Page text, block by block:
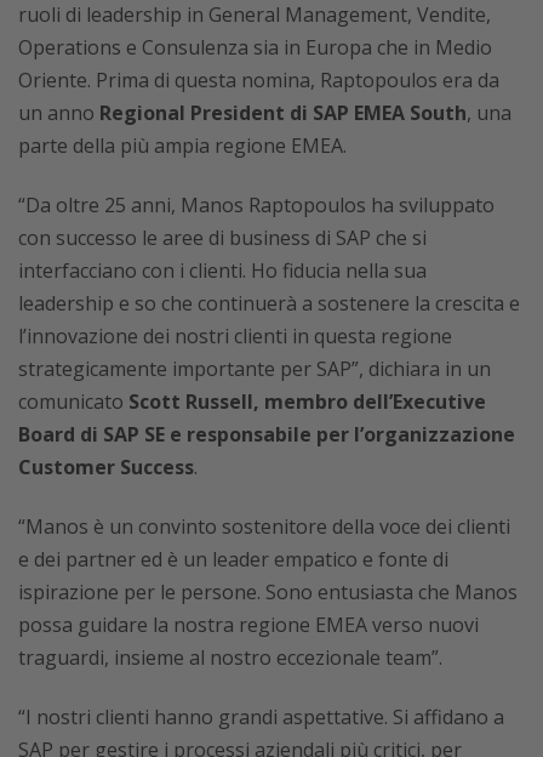
ruoli di leadership in General Management, Vendite,
Operations e Consulenza sia in Europa che in Medio
Oriente. Prima di questa nomina, Raptopoulos era da
un anno Regional President di SAP EMEA South, una
parte della più ampia regione EMEA.
“Da oltre 25 anni, Manos Raptopoulos ha sviluppato
con successo le aree di business di SAP che si
interfacciano con i clienti. Ho fiducia nella sua
leadership e so che continuerà a sostenere la crescita e
l’innovazione dei nostri clienti in questa regione
strategicamente importante per SAP”, dichiara in un
comunicato Scott Russell, membro dell’Executive
Board di SAP SE e responsabile per l’organizzazione
Customer Success.
“Manos è un convinto sostenitore della voce dei clienti
e dei partner ed è un leader empatico e fonte di
ispirazione per le persone. Sono entusiasta che Manos
possa guidare la nostra regione EMEA verso nuovi
traguardi, insieme al nostro eccezionale team”.
“I nostri clienti hanno grandi aspettative. Si affidano a
SAP per gestire i processi aziendali più critici, per